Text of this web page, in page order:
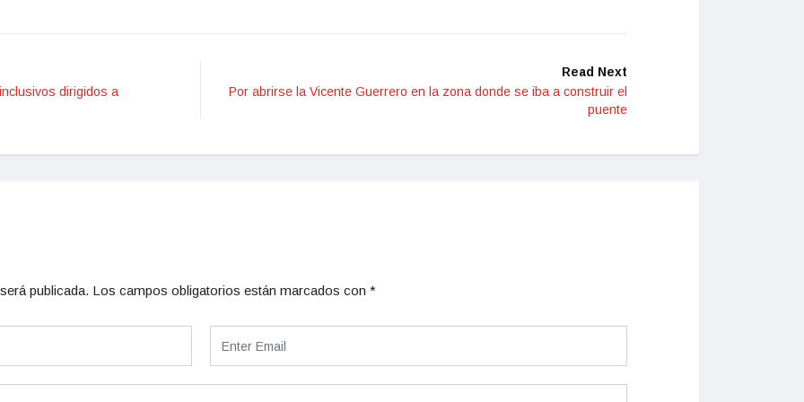
dirigidos a
Read Next
Por abrirse la Vicente Guerrero en la zona donde se iba a construir el
puente
publicada. Los campos obligatorios están marcados con *